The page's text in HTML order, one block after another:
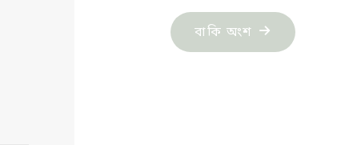
বাকি অংশ "মেঘ
অদিতির